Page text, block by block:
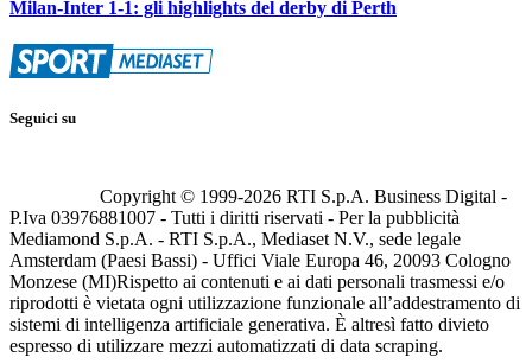
Milan-Inter 1-1: gli highlights del derby di Perth
Seguici su
Copyright © 1999-2026 RTI S.p.A. Business Digital -
P.Iva 03976881007 - Tutti i diritti riservati - Per la pubblicità
Mediamond S.p.A. - RTI S.p.A., Mediaset N.V., sede legale
Amsterdam (Paesi Bassi) - Uffici Viale Europa 46, 20093 Cologno
Monzese (MI)Rispetto ai contenuti e ai dati personali trasmessi e/o
riprodotti è vietata ogni utilizzazione funzionale all’addestramento di
sistemi di intelligenza artificiale generativa. È altresì fatto divieto
espresso di utilizzare mezzi automatizzati di data scraping.